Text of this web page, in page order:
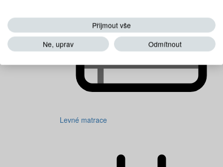
Levné matrace
Přijmout vše
Ne, uprav
Odmítnout